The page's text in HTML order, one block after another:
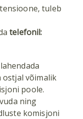
tuleb
telefonil:
ostjal võimalik
poole.
ning
komisjoni